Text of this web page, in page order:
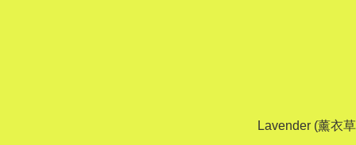
Lavender (薰衣